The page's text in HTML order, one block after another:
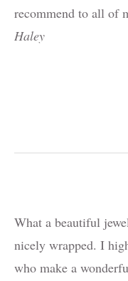
recommend to all of
Haley
What a beautiful
nicely wrapped. I
who make a